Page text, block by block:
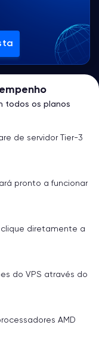
todos os planos
de servidor Tier-3
pronto a funcionar
diretamente a
do VPS através do
AMD